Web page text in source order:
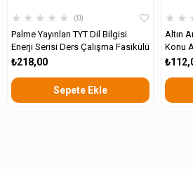
★ ★ ★ ★ ★ 0
Palme Yayınları TYT Dil Bilgisi
Enerji Serisi Ders Çalışma Fasikülü
₺218,00
Sepete Ekle
★ ★
Altın
Konu